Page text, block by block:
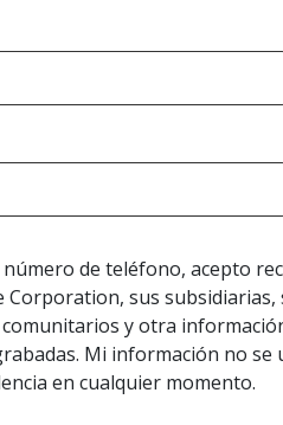
de teléfono, acepto
Corporation, sus
y otra
Mi información no
en cualquier momento.